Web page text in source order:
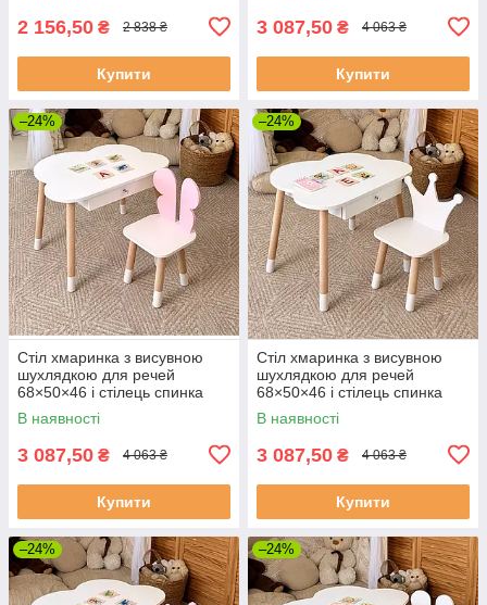
2 156,50 ₴ 2 838 ₴
Купити
3 087,50 ₴ 4 063 ₴
Купити
–24%
Стіл хмаринка з висувною
шухлядкою для речей
68×50×46 і стілець спинка
метелик 26.5х26х25, білий з
рожевим колір
В наявності
3 087,50 ₴ 4 063 ₴
Купити
–24%
Стіл хмаринка з висувною
шухлядкою для речей
68×50×46 і стілець спинка
корона 26.5х26х25, білий
колір
В наявності
3 087,50 ₴ 4 063 ₴
Купити
–24% –24%